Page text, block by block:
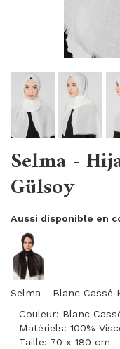
Selma -
Gülsoy
Aussi disponible en
Selma - Blanc Cassé
- Couleur: Blanc
- Matériels: 100%
- Taille: 70 x 180 cm